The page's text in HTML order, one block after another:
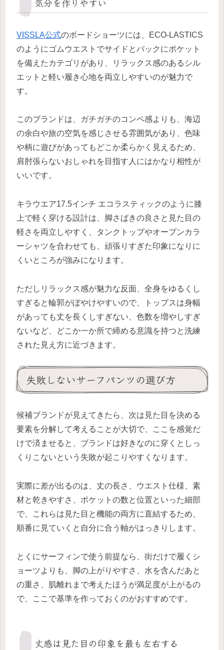
気分を作りやすい
VISSLA公式のボードショーツには、ECO-LASTICS
のようにゴムウエストでサイドとバックにポケット
を備えたカテゴリがあり、リラックス感のあるシル
エットと軽い履き心地を両立しやすいのが魅力で
す。
このブランドは、ガチガチのコンペ感よりも、海辺
の余白や旅の空気を感じさせる雰囲気があり、色味
や柄に遊びがあってもどこか柔らかく見えるため、
肩肘張らないおしゃれを目指す人にはかなり相性が
いいです。
キラウエア17.5インチ エコラスティックのように膝
上で軽く穿ける設計は、脚さばきの良さと見た目の
軽さを両立しやすく、タンクトップやオープンカラ
ーシャツを合わせても、頑張りすぎた印象になりに
くいところが強みになります。
ただしリラックス感が魅力な反面、全身をゆるくし
すぎると輪郭がぼやけやすいので、トップスは身幅
があっても丈を長くしすぎない、色数を増やしすぎ
ないなど、どこか一か所で締める意識を持つと洗練
された見え方に近づきます。
失敗しないサーフパンツの選び方
候補ブランドが見えてきたら、次は見た目を決める
要素を分解して考えることが大切で、ここを感覚だ
けで済ませると、ブランドは好きなのに穿くとしっ
くりこないという失敗が起こりやすくなります。
実際に差が出るのは、丈の長さ、ウエスト仕様、素
材と乾きやすさ、ポケットの数と位置といった細部
で、これらは見た目と機能の両方に直結するため、
順番に見ていくと自分に合う軸がはっきりします。
とくにサーフィンで使う前提なら、街だけで履くシ
ョーツよりも、脚の上がりやすさ、水を含んだあと
の重さ、肌離れまで考えたほうが満足度が上がるの
で、ここで基準を作っておくのがおすすめです。
丈感は見た目の印象を最も左右する